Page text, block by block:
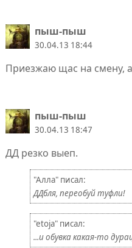
пыш-пыш
30.04.13 18:44
Приезжаю щас на смену, а
пыш-пыш
30.04.13 18:47
ДД резко выеп.
"Алла" писал:
ДДбля, переобуй туфли!
"etoja" писал:
...и обувка какая-то